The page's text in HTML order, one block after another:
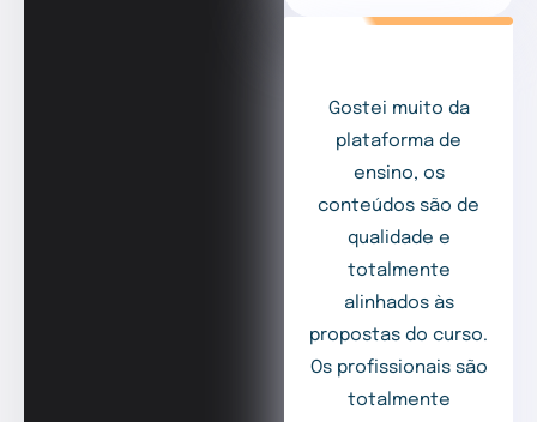
Gostei muito da
plataforma de
ensino, os
conteúdos são de
qualidade e
totalmente
alinhados às
propostas do curso.
Os profissionais são
totalmente